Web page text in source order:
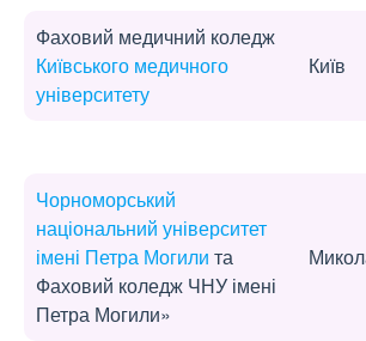
Фаховий медичний коледж
Київського медичного
університету
Київ
Чорноморський
національний університет
імені Петра Могили та
Фаховий коледж ЧНУ імені
Петра Могили»